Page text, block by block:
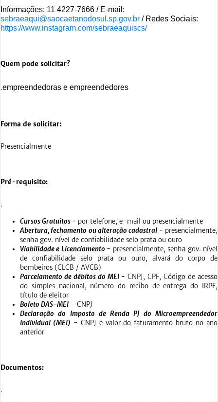
Informações: 11 4227-7666 / E-mail:
sebraeaqui@saocaetanodosul.sp.gov.br / Redes Sociais:
https://www.instagram.com/sebraeaquiscs/
Quem pode solicitar?
.empreendedoras e empreendedores
Forma de solicitar:
Presencialmente
Pré-requisito:
.
Cursos Gratuitos - por telefone, e-mail ou presencialmente
Abertura, fechamento ou alteração cadastral - presencialmente,
senha gov. nível de confiabilidade selo prata ou ouro
Viabilidade e Licenciamento - presencialmente, senha gov. nível
de confiabilidade selo prata ou ouro, alvará do corpo de
bombeiros (CLCB / AVCB)
Parcelamento de débitos do MEI - CNPJ, CPF, Código de acesso
do simples nacional, número do recibo de entrega do IRPF,
título de eleitor
Boleto DAS-MEI - CNPJ
Declaração do Imposto de Renda PJ do Microempreendedor
Individual (MEI) - CNPJ e valor do faturamento bruto no ano
anterior
Documentos:
.